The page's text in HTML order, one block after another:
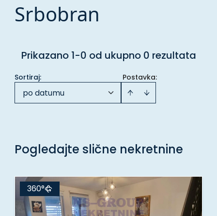
Srbobran
Prikazano 1-0 od ukupno 0 rezultata
Postavka:
Sortiraj:
po datumu
Pogledajte slične nekretnine
360°